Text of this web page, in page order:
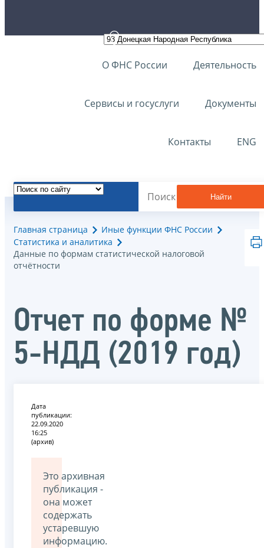
О ФНС России Деятельность
Сервисы и госуслуги Документы
Контакты ENG
Найти
Главная страница
Иные функции ФНС России
Статистика и аналитика
Данные по формам статистической налоговой
отчётности
Отчет по форме №
5-НДД (2019 год)
Дата
публикации:
22.09.2020
16:25
(архив)
Это архивная
публикация -
она может
содержать
устаревшую
информацию.